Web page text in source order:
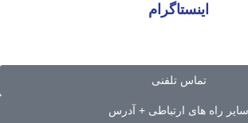
اینستاگرام
تماس تلفنی
سایر راه های ارتباطی + آدرس